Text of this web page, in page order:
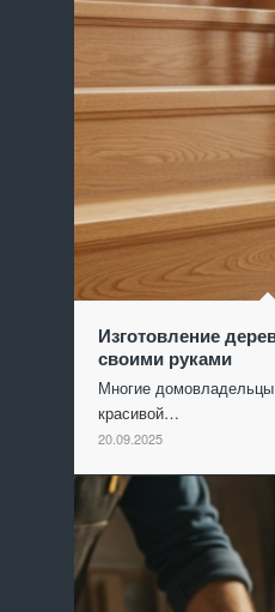
Изготовление
своими руками
Многие
красивой…
20.09.2025